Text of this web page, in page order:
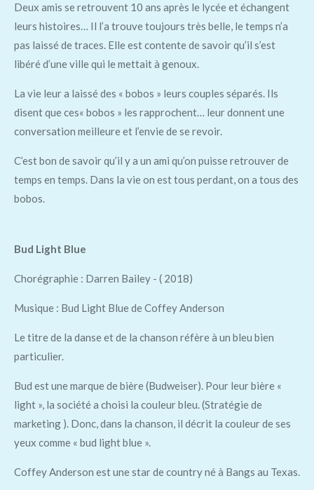
Deux amis se retrouvent 10 ans après le lycée et échangent
leurs histoires… Il l’a trouve toujours très belle, le temps n’a
pas laissé de traces. Elle est contente de savoir qu’il s’est
libéré d’une ville qui le mettait à genoux.
La vie leur a laissé des « bobos » leurs couples séparés. Ils
disent que ces« bobos » les rapprochent… leur donnent une
conversation meilleure et l’envie de se revoir.
C’est bon de savoir qu’il y a un ami qu’on puisse retrouver de
temps en temps. Dans la vie on est tous perdant, on a tous des
bobos.
Bud Light Blue
Chorégraphie : Darren Bailey - ( 2018)
Musique : Bud Light Blue de Coffey Anderson
Le titre de la danse et de la chanson réfère à un bleu bien
particulier.
Bud est une marque de bière (Budweiser). Pour leur bière «
light », la société a choisi la couleur bleu. (Stratégie de
marketing ). Donc, dans la chanson, il décrit la couleur de ses
yeux comme « bud light blue ».
Coffey Anderson est une star de country né à Bangs au Texas.